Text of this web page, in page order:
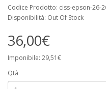
Codice Prodotto: ciss-epson-26-
Disponibilità: Out Of Stock
36,00€
Imponibile: 29,51€
Qtà